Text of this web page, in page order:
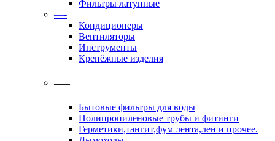
Фильтры латунные
—-
Кондиционеры
Вентиляторы
Инструменты
Крепёжные изделия
——
Бытовые фильтры для воды
Полипропиленовые трубы и фитинги
Герметики,тангит,фум лента,лен и прочее.